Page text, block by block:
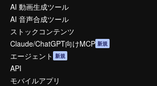
AI 動画生成ツール
AI 音声合成ツール
ストックコンテンツ
Claude/ChatGPT向けMCP 新規
エージェント 新規
API
モバイルアプリ